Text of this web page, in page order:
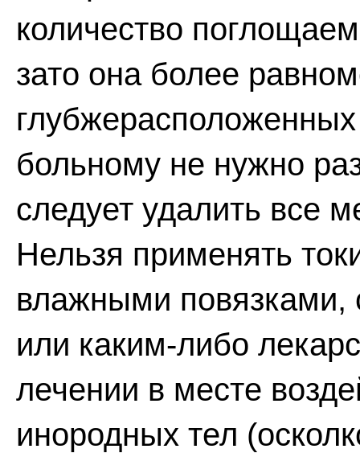
количество
зато она более
больному не нужно
следует удалить все
Нельзя применять
влажными
или каким-либо
лечении в месте
инородных тел